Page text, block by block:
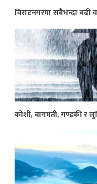
विराटनगरमा सबैभन्दा बढी
कोशी, बागमती, गण्डकी र